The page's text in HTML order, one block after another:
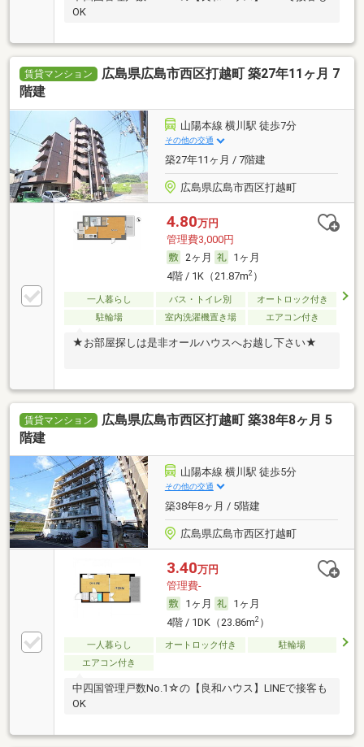
OK
賃貸マンション
広島県広島市西区打越町 築27年11ヶ月 7
階建
山陽本線 横川駅 徒歩7分
その他の交通
築27年11ヶ月 / 7階建
広島県広島市西区打越町
4.80万円
管理費3,000円
2ヶ月
1ヶ月
4階 / 1K（21.87m2）
一人暮らし バス・トイレ別
オートロック付き
駐輪場
室内洗濯機置き場 エアコン付き
★お部屋探しは是非オールハウスへお越し下さい★
賃貸マンション
広島県広島市西区打越町 築38年8ヶ月 5
階建
山陽本線 横川駅 徒歩5分
その他の交通
築38年8ヶ月 / 5階建
広島県広島市西区打越町
3.40万円
管理費-
1ヶ月
1ヶ月
4階 / 1DK（23.86m2）
一人暮らし オートロック付き
駐輪場
エアコン付き
中四国管理戸数No.1☆の【良和ハウス】LINEで接客も
OK